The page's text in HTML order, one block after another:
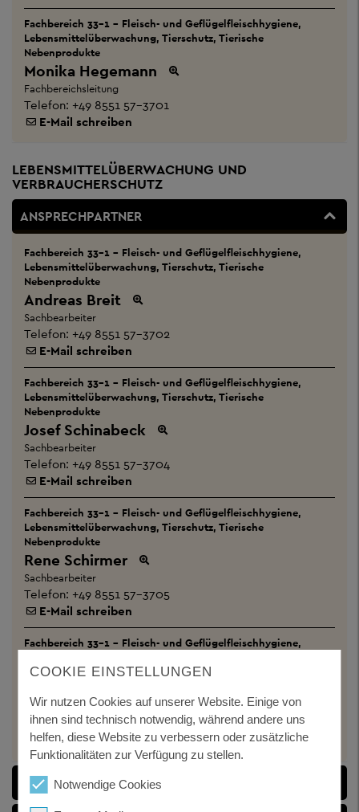
Fachbereich 33-1 - Fleisch- und Geflügelfleischhygiene,
Lebensmittelüberwachung, Tierschutz, Tierische
Nebenprodukte
Monika Hegemann
Fachbereichsleitung
Telefon: +49 8551 57-3701
E-Mail schreiben
LEBENSMITTELÜBERWACHUNG UND
VERBRAUCHERSCHUTZ
ANSPRECHPARTNER
Fachbereich 33-1 - Fleisch- und Geflügelfleischhygiene,
Lebensmittelüberwachung, Tierschutz, Tierische
Nebenprodukte
Andreas Breit
Sachbearbeiter
Telefon: +49 8551 57-3702
E-Mail schreiben
Fachbereich 33-1 - Fleisch- und Geflügelfleischhygiene,
Lebensmittelüberwachung, Tierschutz, Tierische
Nebenprodukte
Josef Schinabeck
Sachbearbeiter
Telefon: +49 8551 57-3704
E-Mail schreiben
Fachbereich 33-1 - Fleisch- und Geflügelfleischhygiene,
Lebensmittelüberwachung, Tierschutz, Tierische
Nebenprodukte
Rene Schirmer
Sachbearbeiter
Telefon: +49 8551 57-3705
E-Mail schreiben
Fachbereich 33-1 - Fleisch- und Geflügelfleischhygiene,
Nebenprodukte
Sachbearbeiter
Telefon:+49 8551 57-3703
E-Mail schreiben
DOKUMENTE
COOKIE EINSTELLUNGEN
Wir nutzen Cookies auf unserer Website. Einige von
ihnen sind technisch notwendig, während andere uns
helfen, diese Website zu verbessern oder zusätzliche
Funktionalitäten zur Verfügung zu stellen.
Notwendige Cookies